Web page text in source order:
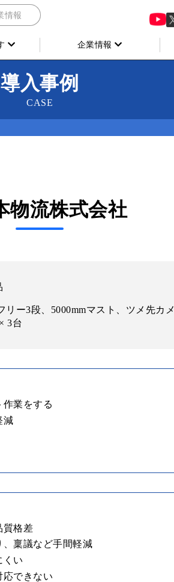
情報
企業情報
導入事例
CASE
物流株式会社
リー3段、5000mmマスト、ツメ先カ
3台
業をする
減
質格差
、稟議など手間軽減
くい
応できない